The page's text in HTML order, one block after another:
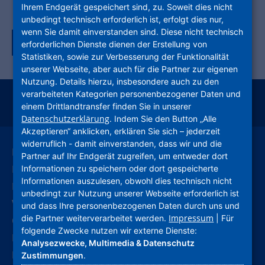
Zurück zur Tagübersicht
instagramfacebookyoutubelinkedinkununu
Leichte Sprache
Deutsche Gebärdensprache
Kontakt
Verhaltenskodex (CoC)
Compliance
Hinweise und Meldestelle
Barrierefreiheitserklärung
Ihrem Endgerät gespeichert sind, zu. Soweit dies nicht
unbedingt technisch erforderlich ist, erfolgt dies nur,
wenn Sie damit einverstanden sind. Diese nicht technisch
erforderlichen Dienste dienen der Erstellung von
Statistiken, sowie zur Verbesserung der Funktionalität
unserer Webseite, aber auch für die Partner zur eigenen
Nutzung. Details hierzu, insbesondere auch zu den
verarbeiteten Kategorien personenbezogener Daten und
einem Drittlandtransfer finden Sie in unserer
Datenschutzerklärung. Indem Sie den Button „Alle
Akzeptieren“ anklicken, erklären Sie sich – jederzeit
widerruflich - damit einverstanden, dass wir und die
Partner auf Ihr Endgerät zugreifen, um entweder dort
Informationen zu speichern oder dort gespeicherte
Informationen auszulesen, obwohl dies technisch nicht
unbedingt zur Nutzung unserer Webseite erforderlich ist
und dass Ihre personenbezogenen Daten durch uns und
die Partner weiterverarbeitet werden. Impressum | Für
folgende Zwecke nutzen wir externe Dienste:
Analysezwecke, Multimedia & Datenschutz
Zustimmungen.